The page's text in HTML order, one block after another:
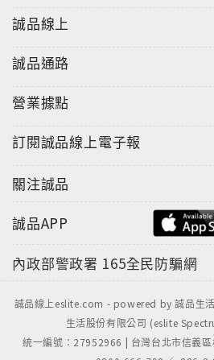
後鼓勵！
●學習動力再啟動→中斷學習韓文
韓文學習的契機！
●大學推廣中心特別指定韓語教材
●四種語言版本持續長銷‧首度繁體
●有系統編寫學習技巧，馬上可以
●經由權威語言學教授歷經三年
●加入實際課堂驗證，反覆修訂，
加各種生活對話，最貼近外國人
誠品線上
誠品通路
營業據點
訂閱誠品線上電子報
關注誠品
誠品APP
內政部警政署 165全民防騙網
誠品線上eslite.com - powered by 誠品生
生活股份有限公司 (eslite
統一編號：27952966 | 台灣台北市信義